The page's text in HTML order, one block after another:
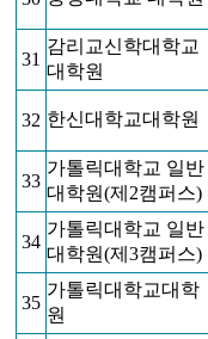
31
감리교신학대학교
대학원
32 한신대학교대학원
33
가톨릭대학교 일반
대학원(제2캠퍼스)
34
가톨릭대학교 일반
대학원(제3캠퍼스)
35
가톨릭대학교대학
원